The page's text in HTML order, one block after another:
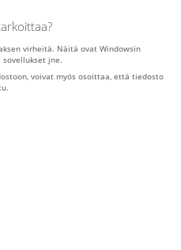
virheitä. Näitä ovat Windowsin
jne.
voivat myös osoittaa, että tiedosto